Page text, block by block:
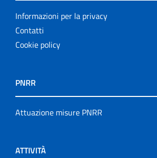
Informazioni per la privacy
Contatti
Cookie policy
PNRR
Attuazione misure PNRR
ATTIVITÀ